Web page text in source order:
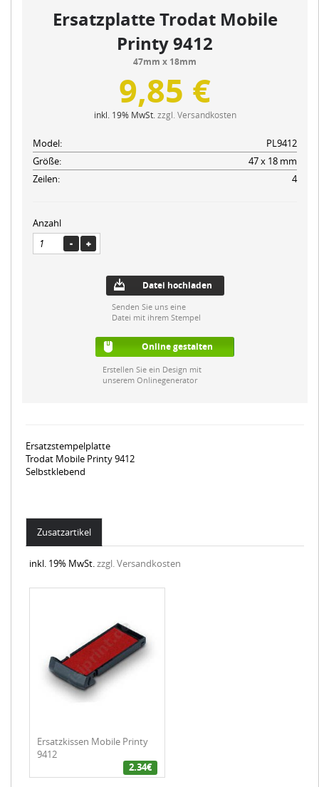
Ersatzplatte Trodat Mobile
Printy 9412
47mm x 18mm
9,85 €
inkl. 19% MwSt. zzgl. Versandkosten
Model:
PL9412
Größe:
47 x 18 mm
Zeilen:
4
Anzahl
Datei hochladen
Senden Sie uns eine
Datei mit ihrem Stempel
Online gestalten
Erstellen Sie ein Design mit
unserem Onlinegenerator
Ersatzstempelplatte
Trodat Mobile Printy 9412
Selbstklebend
Zusatzartikel
inkl. 19% MwSt.zzgl. Versandkosten
Ersatzkissen Mobile Printy
9412
2.34€